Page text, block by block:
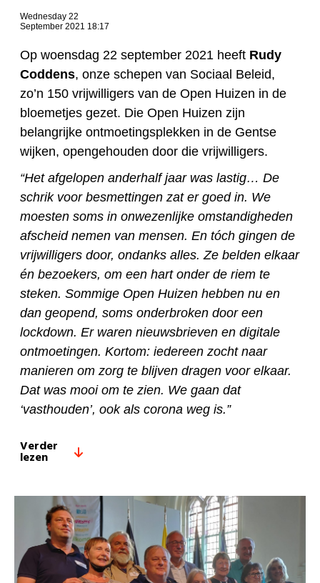
Wednesday 22
September 2021 18:17
Op woensdag 22 september 2021 heeft Rudy
Coddens, onze schepen van Sociaal Beleid,
zo’n 150 vrijwilligers van de Open Huizen in de
bloemetjes gezet. Die Open Huizen zijn
belangrijke ontmoetingsplekken in de Gentse
wijken, opengehouden door die vrijwilligers.
“Hetafgelopen anderhalf jaar was lastig… De
schrik voor besmettingen zat er goed in. We
moesten soms in onwezenlijke omstandigheden
afscheid nemen van mensen. En tóch gingen de
vrijwilligers door, ondanks alles. Ze belden elkaar
én bezoekers, om een hart onder de riem te
steken. Sommige Open Huizen hebben nu en
dan geopend, soms onderbroken door een
lockdown. Er waren nieuwsbrieven en digitale
ontmoetingen. Kortom: iedereen zocht naar
manieren om zorg te blijven dragen voor elkaar.
Dat was mooi om te zien. We gaan dat
‘vasthouden’, ook als corona weg is.”
Verder
lezen